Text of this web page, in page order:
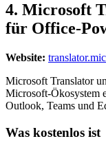
4. Microsoft
für Office-
Website:
Microsoft Translator
Microsoft-
Outlook, Teams und
Was kostenlos ist